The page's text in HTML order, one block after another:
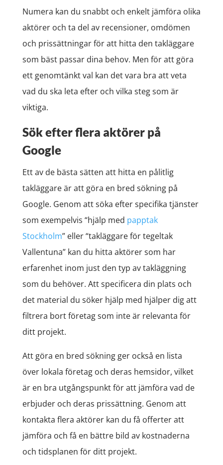
Numera kan du snabbt och enkelt jämföra olika
aktörer och ta del av recensioner, omdömen
och prissättningar för att hitta den takläggare
som bäst passar dina behov. Men för att göra
ett genomtänkt val kan det vara bra att veta
vad du ska leta efter och vilka steg som är
viktiga.
Sök efter flera aktörer på
Google
Ett av de bästa sätten att hitta en pålitlig
takläggare är att göra en bred sökning på
Google. Genom att söka efter specifika tjänster
som exempelvis “hjälp med papptak
Stockholm” eller “takläggare för tegeltak
Vallentuna” kan du hitta aktörer som har
erfarenhet inom just den typ av takläggning
som du behöver. Att specificera din plats och
det material du söker hjälp med hjälper dig att
filtrera bort företag som inte är relevanta för
ditt projekt.
Att göra en bred sökning ger också en lista
över lokala företag och deras hemsidor, vilket
är en bra utgångspunkt för att jämföra vad de
erbjuder och deras prissättning. Genom att
kontakta flera aktörer kan du få offerter att
jämföra och få en bättre bild av kostnaderna
och tidsplanen för ditt projekt.